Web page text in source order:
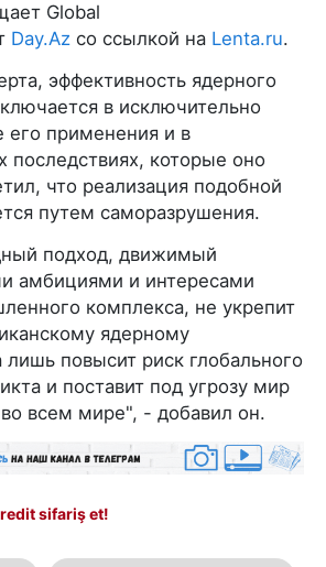
Global
Day.Az со ссылкой на Lenta.ru.
эффективность ядерного
в исключительно
его применения и в
последствиях, которые оно
что реализация подобной
путем саморазрушения.
подход, движимый
амбициями и интересами
комплекса, не укрепит
ядерному
повысит риск глобального
и поставит под угрозу мир
во всем мире", - добавил он.
sifariş et!